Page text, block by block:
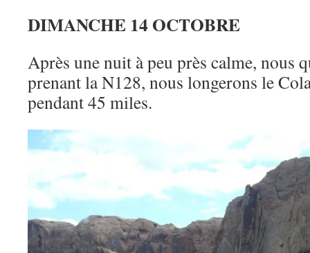
DIMANCHE 14 OCTOBRE
Après une nuit à peu près calme, nous
prenant la N128, nous longerons le
pendant 45 miles.